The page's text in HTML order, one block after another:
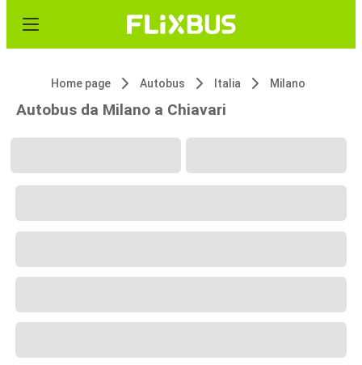
Home page Autobus Italia Milano
Autobus da Milano a Chiavari